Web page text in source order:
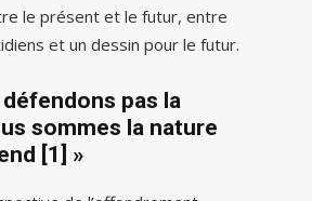
le présent et le futur, entre
et un dessin pour le futur.
pas la
sommes la nature
[1] »